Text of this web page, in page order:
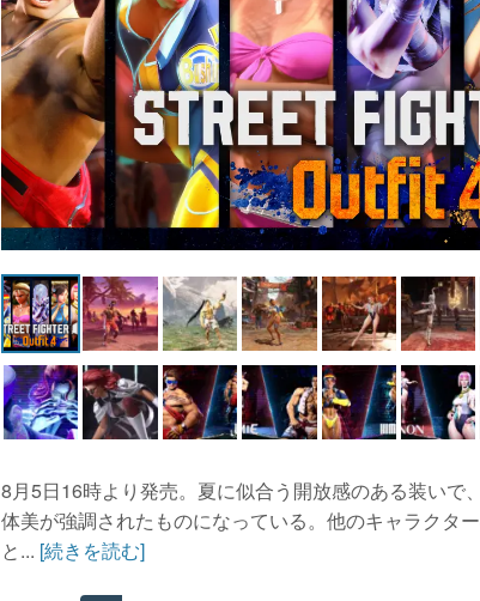
8月5日16時より発売。夏に似合う開放感のある装いで
体美が強調されたものになっている。他のキャラクタ
と... [続きを読む]